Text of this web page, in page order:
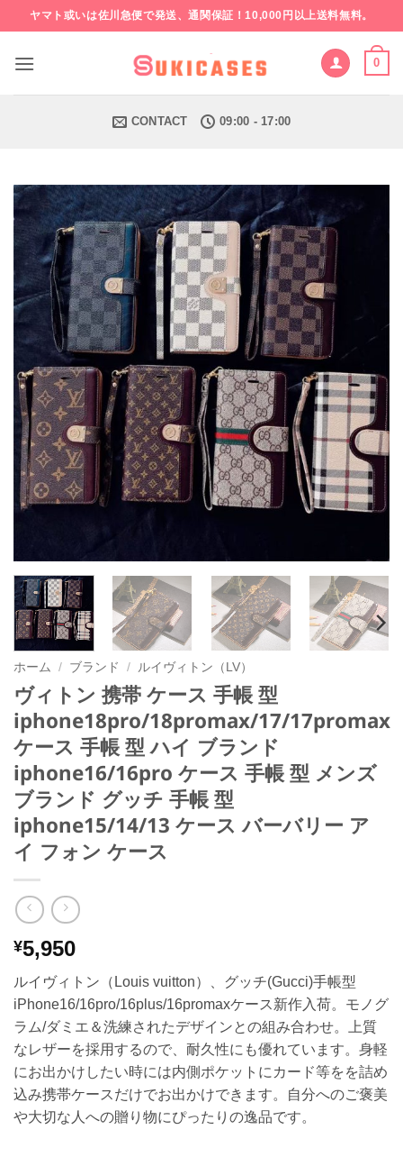
to
content
ヤマト或いは佐川急便で発送、通関保証！10,000円以上送料無料。
0
CONTACT 09:00 - 17:00
ホーム / ブランド / ルイヴィトン（LV）
ヴィトン 携帯 ケース 手帳 型
iphone18pro/18promax/17/17promax
ケース 手帳 型 ハイ ブランド
iphone16/16pro ケース 手帳 型 メンズ
ブランド グッチ 手帳 型
iphone15/14/13 ケース バーバリー ア
イ フォン ケース
¥5,950
ルイヴィトン（Louis vuitton）、グッチ(Gucci)手帳型
iPhone16/16pro/16plus/16promaxケース新作入荷。モノグ
ラム/ダミエ＆洗練されたデザインとの組み合わせ。上質
なレザーを採用するので、耐久性にも優れています。身軽
にお出かけしたい時には内側ポケットにカード等をを詰め
込み携帯ケースだけでお出かけできます。自分へのご褒美
や大切な人への贈り物にぴったりの逸品です。